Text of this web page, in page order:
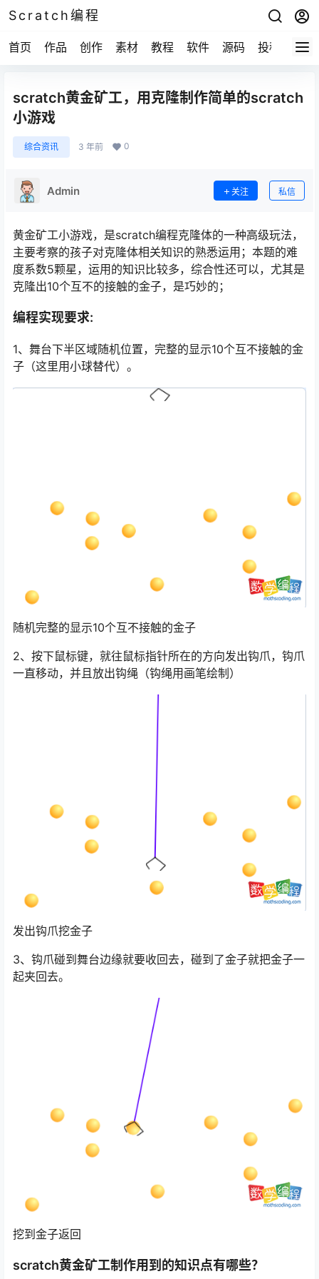
Scratch编程
首页 作品 创作 素材 教程 软件 源码 投稿 关于
scratch黄金矿工，用克隆制作简单的scratch
小游戏
综合资讯 3 年前 0
Admin 关注 私信
黄金矿工小游戏，是scratch编程克隆体的一种高级玩法，
主要考察的孩子对克隆体相关知识的熟悉运用；本题的难
度系数5颗星，运用的知识比较多，综合性还可以，尤其是
克隆出10个互不的接触的金子，是巧妙的；
编程实现要求:
1、舞台下半区域随机位置，完整的显示10个互不接触的金
子（这里用小球替代）。
随机完整的显示10个互不接触的金子
2、按下鼠标键，就往鼠标指针所在的方向发出钩爪，钩爪
一直移动，并且放出钩绳（钩绳用画笔绘制）
发出钩爪挖金子
3、钩爪碰到舞台边缘就要收回去，碰到了金子就把金子一
起夹回去。
挖到金子返回
scratch黄金矿工制作用到的知识点有哪些？